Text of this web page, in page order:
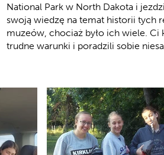
National Park w North Dakota i
swoją wiedzę na temat historii tych
muzeów, chociaż było ich wiele. Ci
trudne warunki i poradzili sobie